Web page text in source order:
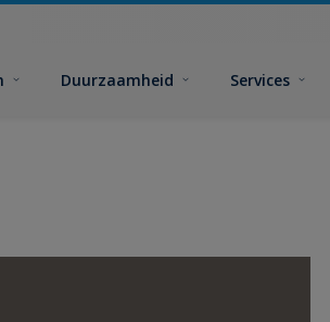
Duurzaamheid Services